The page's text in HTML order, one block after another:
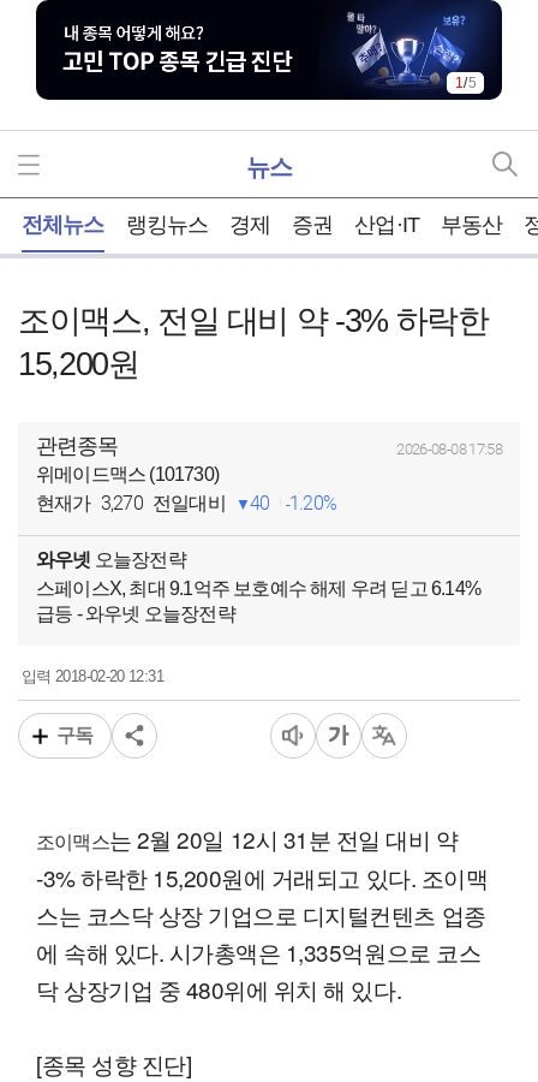
1/5
뉴스
전체뉴스 랭킹뉴스 경제 증권 산업·IT 부동산
조이맥스, 전일 대비 약 -3% 하락한
15,200원
관련종목 2026-08-08 17:58
위메이드맥스 (101730)
현재가 3,270 전일대비 40 1.20%
와우넷 오늘장전략
스페이스X, 최대 9.1억주 보호예수 해제 우려 딛고 6.14%
급등 - 와우넷 오늘장전략
입력2018-02-20 12:31
구독
조이맥스는 2월 20일 12시 31분 전일 대비 약
-3% 하락한 15,200원에 거래되고 있다. 조이맥
스는 코스닥 상장 기업으로 디지털컨텐츠 업종
에 속해 있다. 시가총액은 1,335억원으로 코스
닥 상장기업 중 480위에 위치 해 있다.
[종목 성향 진단]